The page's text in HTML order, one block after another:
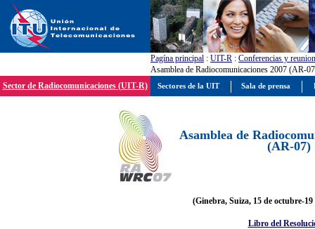
Pagína principal : UIT-R : Conferencias y
Asamblea de Radiocomunicaciones 2007 (AR-
Sector de Radiocomunicaciones (UIT-R)
Asamblea de
(AR-07)
(Ginebra, Suiza, 15 de octubre-19
Libro del
Sectores de la UIT Sala de prensa